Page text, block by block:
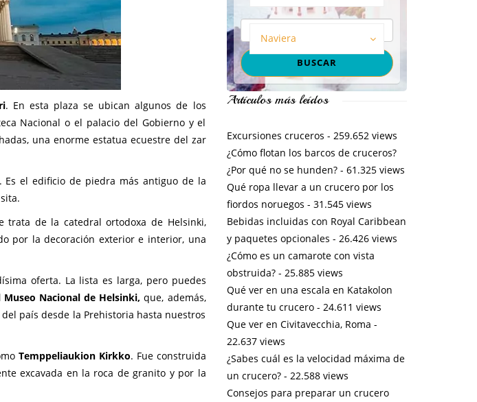
. En esta plaza se ubican algunos de los
Nacional o el palacio del Gobierno y el
una enorme estatua ecuestre del zar
el edificio de piedra más antiguo de la
trata de la catedral ortodoxa de Helsinki,
por la decoración exterior e interior, una
oferta. La lista es larga, pero puedes
Nacional de Helsinki, que, además,
país desde la Prehistoria hasta nuestros
Temppeliaukion Kirkko. Fue construida
excavada en la roca de granito y por la
Naviera
Artículos más leídos
Excursiones cruceros - 259.652 views
¿Cómo flotan los barcos de cruceros?
¿Por qué no se hunden?- 61.325 views
Qué ropa llevar a un crucero por los
fiordos noruegos - 31.545 views
Bebidas incluidas con Royal Caribbean
y paquetes opcionales - 26.426 views
¿Cómo es un camarote con vista
obstruida?- 25.885 views
Qué ver en una escala en Katakolon
durante tu crucero- 24.611 views
Que ver en Civitavecchia, Roma -
22.637 views
¿Sabes cuál es la velocidad máxima de
un crucero?- 22.588 views
Consejos para preparar un crucero